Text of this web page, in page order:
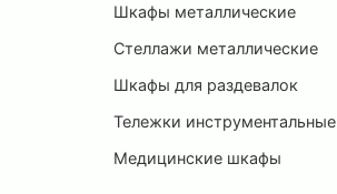
Шкафы металлические
Стеллажи металлические
Шкафы для раздевалок
Тележки инструментальные
Медицинские шкафы